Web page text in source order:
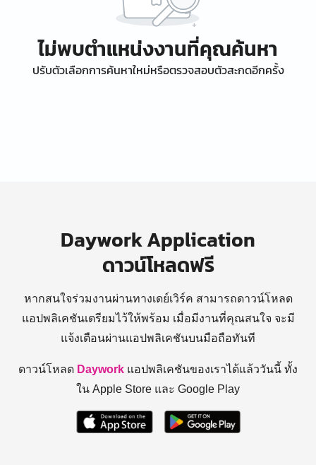
ไม่พบตำแหน่งงานที่คุณค้นหา
ปรับตัวเลือกการค้นหาใหม่หรือตรวจสอบตัวสะกดอีกครั้ง
Daywork Application
ดาวน์โหลดฟรี
หากสนใจร่วมงานผ่านทางเดย์เวิร์ค สามารถดาวน์โหลด
แอปพลิเคชันเตรียมไว้ให้พร้อม เมื่อมีงานที่คุณสนใจ จะมี
แจ้งเตือนผ่านแอปพลิเคชันบนมือถือทันที
ดาวน์โหลด Daywork แอปพลิเคชันของเราได้แล้ววันนี้ ทั้ง
ใน Apple Store และ Google Play